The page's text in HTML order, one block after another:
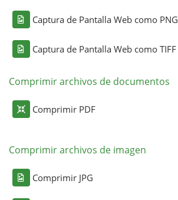
Captura de Pantalla Web como PNG
Captura de Pantalla Web como TIFF
Comprimir archivos de documentos
Comprimir PDF
Comprimir archivos de imagen
Comprimir JPG